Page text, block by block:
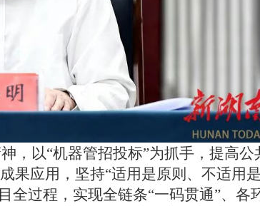
，以“机器管招投标”为抓手 ， 提高公
果应用，坚持“适用是原则、不适用
全过程，实现全链条“一码贯通”、各